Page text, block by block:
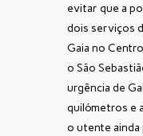
evitar que a
dois serviços
Gaia no
o São
urgência de
quilómetros e
o utente ainda